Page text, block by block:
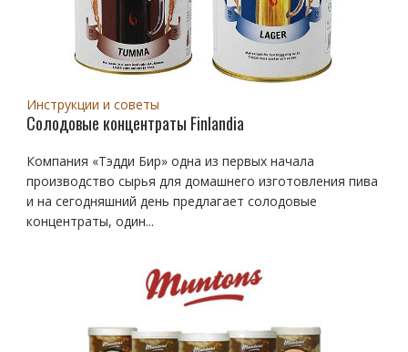
Инструкции и советы
Солодовые концентраты Finlandia
Компания «Тэдди Бир» одна из первых начала
производство сырья для домашнего изготовления пива
и на сегодняшний день предлагает солодовые
концентраты, один...